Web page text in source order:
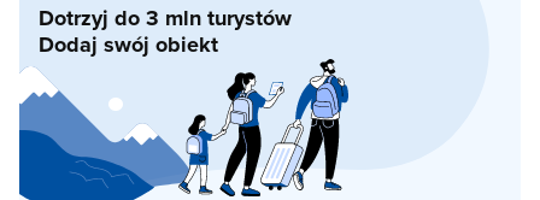
Dotrzyj do 3 mln turystów
Dodaj swój obiekt